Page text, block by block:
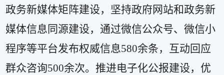
政务新媒体矩阵建设， 坚持政府网站和政务新
媒体信息同源建设，通过微信公众号、微信小
程序等平台发布权威信息580余条，互动回应
群众咨询500余次。推进电子化公报建设，优